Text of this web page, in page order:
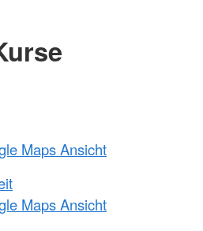
Maps Ansicht
Maps Ansicht